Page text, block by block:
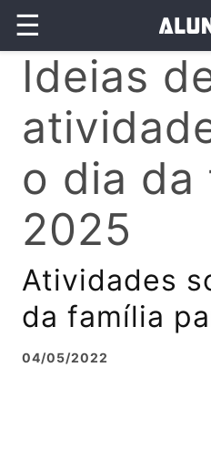
☰
Ideias
o dia da
2025
Atividades
da família
04/05/2022